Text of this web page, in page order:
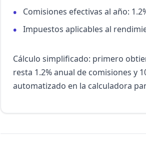
Comisiones efectivas al año:
Impuestos aplicables al
Cálculo simplificado: primero
resta 1.2% anual de comisiones y
automatizado en la calculadora